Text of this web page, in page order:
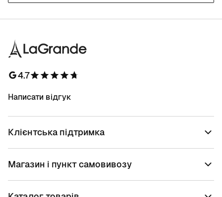
4.7
Написати відгук
Клієнтська підтримка
Магазин і пункт самовивозу